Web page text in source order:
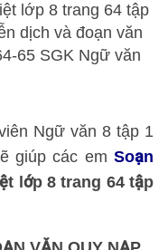
lớp 8 trang 64 tập
dịch và đoạn văn
65 SGK Ngữ văn
Ngữ văn 8 tập 1
giúp các em Soạn
lớp 8 trang 64 tập